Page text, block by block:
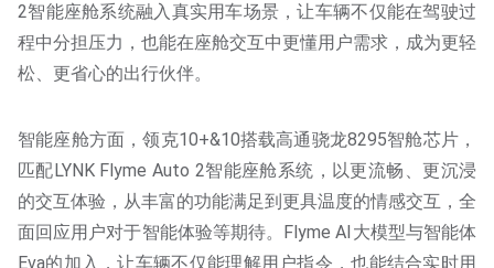
2智能座舱系统融入真实用车场景，让车辆不仅能在驾驶过
程中分担压力，也能在座舱交互中更懂用户需求，成为更轻
松、更省心的出行伙伴。
智能座舱方面，领克10+&10搭载高通骁龙8295智舱芯片，
匹配LYNK Flyme Auto 2智能座舱系统，以更流畅、更沉浸
的交互体验，从丰富的功能满足到更具温度的情感交互，全
面回应用户对于智能体验等期待。Flyme AI大模型与智能体
Eva的加入，让车辆不仅能理解用户指令，也能结合实时用